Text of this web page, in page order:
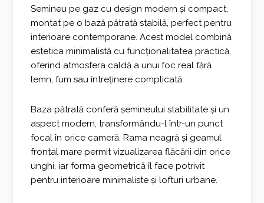
Semineu pe gaz cu design modern și compact,
montat pe o bază pătrată stabilă, perfect pentru
interioare contemporane. Acest model combină
estetica minimalistă cu funcționalitatea practică,
oferind atmosfera caldă a unui foc real fără
lemn, fum sau întreținere complicată.
Baza pătrată conferă șemineului stabilitate și un
aspect modern, transformându-l într-un punct
focal în orice cameră. Rama neagră și geamul
frontal mare permit vizualizarea flăcării din orice
unghi, iar forma geometrică îl face potrivit
pentru interioare minimaliste și lofturi urbane.